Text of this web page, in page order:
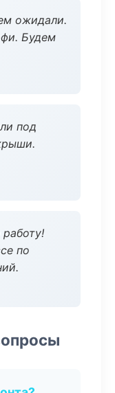
ожидали.
Будем
под
по